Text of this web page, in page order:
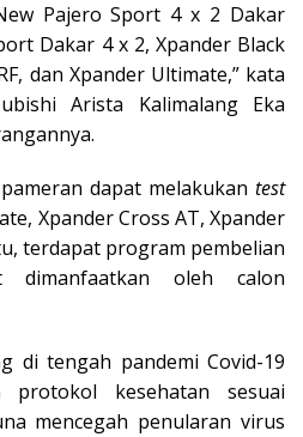
Pajero Sport 4 x 2 Dakar
Dakar 4 x 2, Xpander Black
dan Xpander Ultimate,” kata
Arista Kalimalang Eka
dapat melakukan test
Xpander Cross AT, Xpander
terdapat program pembelian
dimanfaatkan oleh calon
di tengah pandemi Covid-19
protokol kesehatan sesuai
mencegah penularan virus